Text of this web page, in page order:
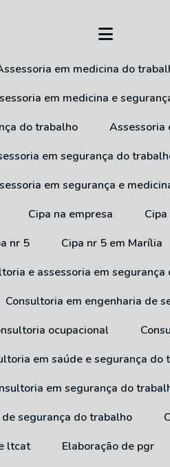
Assessoria em medicina do
em medicina e
do trabalho
em segurança do
em segurança e
Cipa na empresa
nr 5 Cipa nr 5 em Marília
e assessoria em
Consultoria em engenharia de
ocupacional
em saúde e segurança
em segurança do
de segurança do trabalho
ltcat Elaboração de pgr